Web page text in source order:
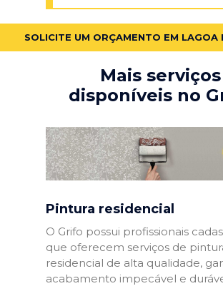
SOLICITE UM ORÇAMENTO EM LAGOA
Mais serviços
disponíveis no
Pintura residencial
O Grifo possui profissionais
que oferecem serviços de
residencial de alta qualidade,
acabamento impecável e